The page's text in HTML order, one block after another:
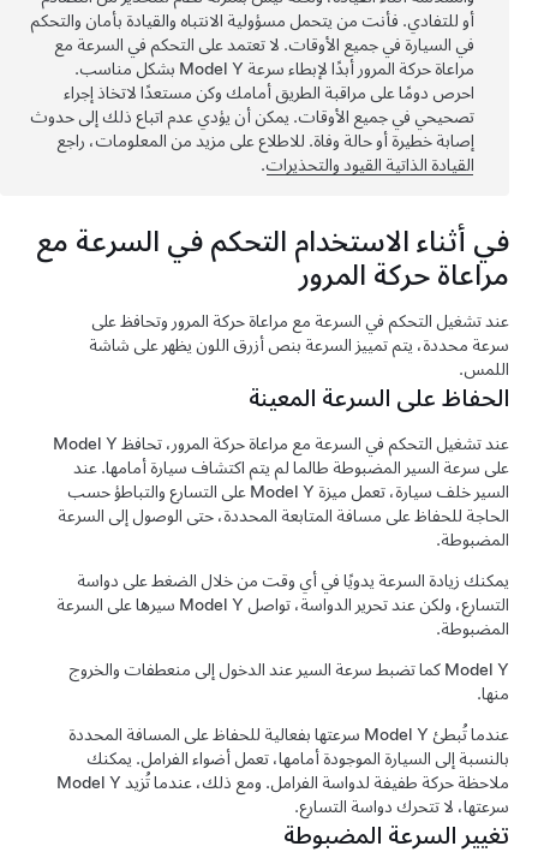
أو للتفادي. فأنت من يتحمل مسؤولية الانتباه والقيادة بأمان والتحكم
في السيارة في جميع الأوقات. لا تعتمد علىالتحكم في السرعة مع
مراعاة حركة المرورأبدًا لإبطاء سرعةModel Yبشكل مناسب.
احرص دومًا على مراقبة الطريق أمامك وكن مستعدًا لاتخاذ إجراء
تصحيحي في جميع الأوقات. يمكن أن يؤدي عدم اتباع ذلك إلى حدوث
إصابة خطيرة أو حالة وفاة. للاطلاع على مزيد من المعلومات، راجع
القيادة الذاتيةالقيود والتحذيرات.
في أثناء الاستخدامالتحكم في السرعة مع
مراعاة حركة المرور
عند تشغيلالتحكم في السرعة مع مراعاة حركة المروروتحافظ على
سرعة محددة، يتم تمييز السرعة بنص أزرق اللون يظهر على شاشة
اللمس.
الحفاظ على السرعة المعينة
عند تشغيلالتحكم في السرعة مع مراعاة حركة المرور، تحافظModel Y
على سرعة السير المضبوطة طالما لم يتم اكتشاف سيارة أمامها. عند
السير خلف سيارة، تعمل ميزةModel Yعلى التسارع والتباطؤ حسب
الحاجة للحفاظ على مسافة المتابعة المحددة، حتى الوصول إلى السرعة
المضبوطة.
يمكنك زيادة السرعة يدويًا في أي وقت من خلال الضغط على دواسة
التسارع، ولكن عند تحرير الدواسة، تواصلModel Yسيرها على السرعة
المضبوطة.
Model Yكما تضبط سرعة السير عند الدخول إلى منعطفات والخروج
منها.
عندما تُبطئModel Yسرعتها بفعالية للحفاظ على المسافة المحددة
بالنسبة إلى السيارة الموجودة أمامها، تعمل أضواء الفرامل. يمكنك
ملاحظة حركة طفيفة لدواسة الفرامل. ومع ذلك، عندما تُزيدModel Y
سرعتها، لا تتحرك دواسة التسارع.
تغيير السرعة المضبوطة